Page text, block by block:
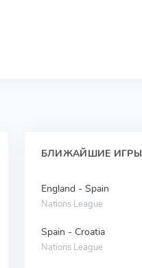
БЛИЖАЙШИЕ ИГРЫ
England - Spain
Nations League
Spain - Croatia
Nations League